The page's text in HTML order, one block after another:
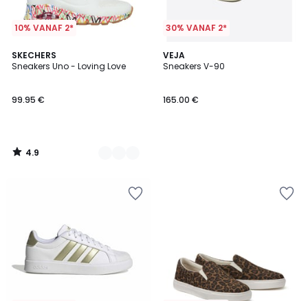
10% VANAF 2*
SKECHERS
Sneakers Uno - Loving Love
99.95 €
4.9
/ 5
3
Kleuren
4.9
/
30% VANAF 2*
VEJA
Sneakers V-90
165.00 €